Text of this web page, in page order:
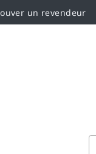
un revendeur